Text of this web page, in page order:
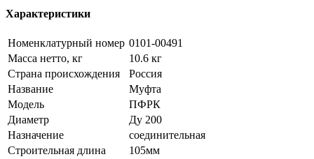
Характеристики
Номенклатурный номер 0101-00491
Масса нетто, кг
10.6 кг
Страна происхождения
Россия
Название
Муфта
Модель
ПФРК
Диаметр
Ду 200
Назначение
соединительная
Строительная длина
105мм